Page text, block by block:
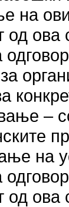
на
од
–
на
од